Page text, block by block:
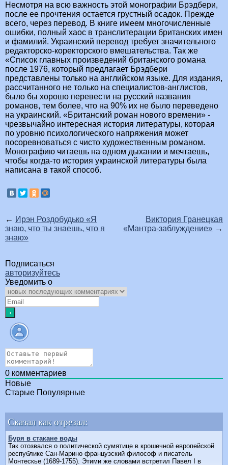
Несмотря на всю важность этой монографии Брэдбери,
после ее прочтения остается грустный осадок. Прежде
всего, через перевод. В книге имеем многочисленные
ошибки, полный хаос в транслитерации британских имен
и фамилий. Украинский перевод требует значительного
редакторско-коректорского вмешательства. Так же
«Список главных произведений британского романа
после 1976, который предлагает Брэдбери
представлены только на английском языке. Для издания,
рассчитанного не только на специалистов-англистов,
было бы хорошо перевести на русский названия
романов, тем более, что на 90% их не было переведено
на украинский. «Британский роман нового времени» -
чрезвычайно интересная история литературы, которая
по уровню психологического напряжения может
посоревноваться с чисто художественным романом.
Монографию читаешь на одном дыхании и мечтаешь,
чтобы когда-то история украинской литературы была
написана в такой способ.
← Ирэн Роздобудько «Я
знаю, что ты знаешь, что я
знаю»
Виктория Гранецкая
«Мантра-заблуждение» →
Подписаться
авторизуйтесь
Уведомить о
0 комментариев
Новые
Старые Популярные
Сказал как отрезал:
Буря в стакане воды
Так отозвался о политической сумятице в крошечной европейской
республике Сан-Марино французский философ и писатель
Монтескье (1689-1755). Этими же словами встретил Павел I в